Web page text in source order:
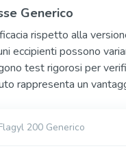
Generico
rispetto alla
eccipienti possono
test rigorosi per
rappresenta un
200 Generico